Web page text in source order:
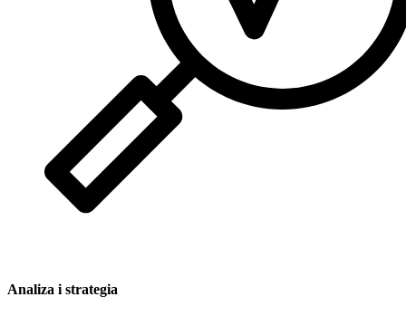
Analiza i strategia